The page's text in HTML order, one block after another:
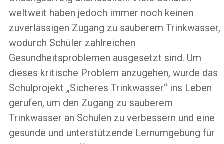
weltweit haben jedoch immer noch keinen
zuverlässigen Zugang zu sauberem Trinkwasser,
wodurch Schüler zahlreichen
Gesundheitsproblemen ausgesetzt sind. Um
dieses kritische Problem anzugehen, wurde das
Schulprojekt „Sicheres Trinkwasser“ ins Leben
gerufen, um den Zugang zu sauberem
Trinkwasser an Schulen zu verbessern und eine
gesunde und unterstützende Lernumgebung für